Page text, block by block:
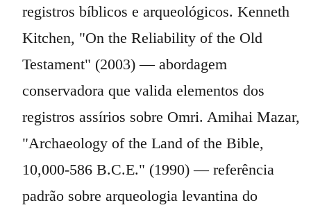
registros bíblicos e arqueológicos. Kenneth
Kitchen, "On the Reliability of the Old
Testament" (2003) — abordagem
conservadora que valida elementos dos
registros assírios sobre Omri. Amihai Mazar,
"Archaeology of the Land of the Bible,
10,000-586 B.C.E." (1990) — referência
padrão sobre arqueologia levantina do